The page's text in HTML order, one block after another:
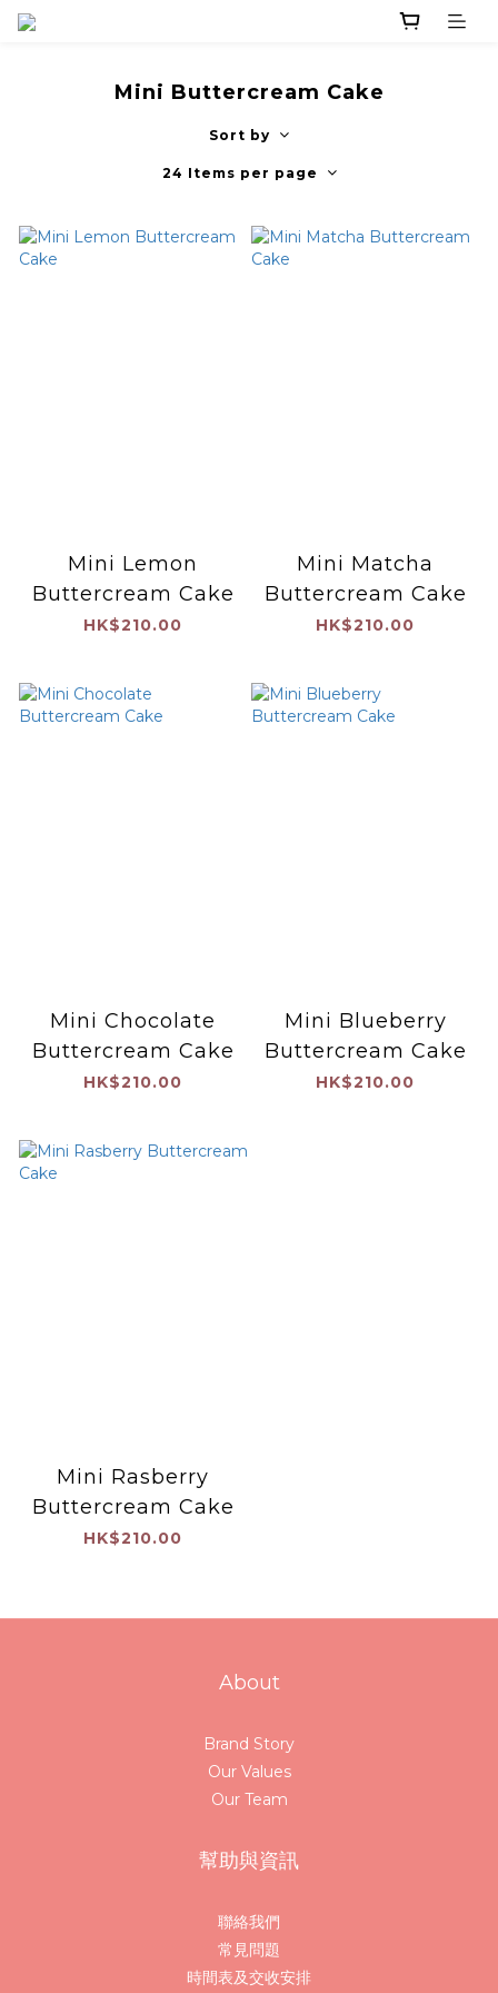
Mini Buttercream Cake
Sort by
24 Items per page
Mini Lemon
Buttercream Cake
HK$210.00
Mini Matcha
Buttercream Cake
HK$210.00
Mini Chocolate
Buttercream Cake
HK$210.00
Mini Blueberry
Buttercream Cake
HK$210.00
Mini Rasberry
Buttercream Cake
HK$210.00
About
Brand Story
Our Values
Our Team
幫助與資訊
聯絡我們
常見問題
時間表及交收安排